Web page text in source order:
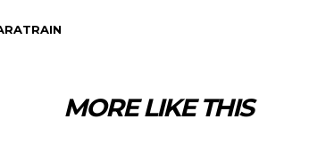
MORE LIKE THIS